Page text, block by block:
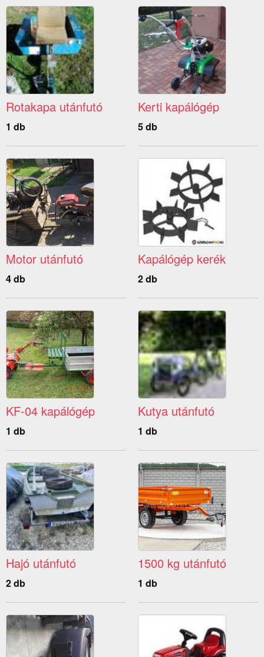
Rotakapa utánfutó
1 db
Kerti kapálógép
5 db
Motor utánfutó
4 db
Kapálógép kerék
2 db
KF-04 kapálógép
1 db
Kutya utánfutó
1 db
Hajó utánfutó
2 db
1500 kg utánfutó
1 db